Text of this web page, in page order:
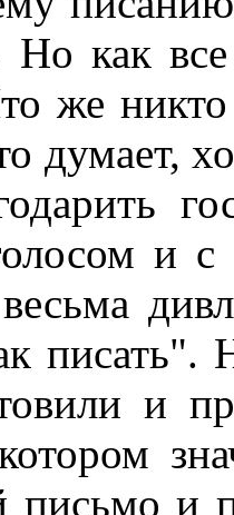
Но как
же
думает,
и с
и
письмо и